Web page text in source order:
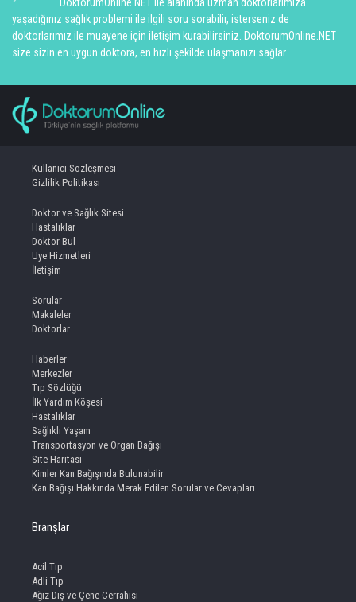
yaşadığınız sağlık problemi ile ilgili soru sorabilir, isterseniz de
doktorlarımız ile muayene için iletişim kurabilirsiniz. DoktorumOnline.NET
size sizin en uygun doktora, en hızlı şekilde ulaşmanızı sağlar.
Kullanıcı Sözleşmesi
Gizlilik Politikası
Doktor ve Sağlık Sitesi
Hastalıklar
Doktor Bul
Üye Hizmetleri
İletişim
Sorular
Makaleler
Doktorlar
Haberler
Merkezler
Tıp Sözlüğü
İlk Yardım Köşesi
Hastalıklar
Sağlıklı Yaşam
Transportasyon ve Organ Bağışı
Site Haritası
Kimler Kan Bağışında Bulunabilir
Kan Bağışı Hakkında Merak Edilen Sorular ve Cevapları
Branşlar
Acil Tıp
Adli Tıp
Ağız Diş ve Çene Cerrahisi